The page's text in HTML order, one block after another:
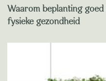
Waarom beplanting
fysieke gezondheid